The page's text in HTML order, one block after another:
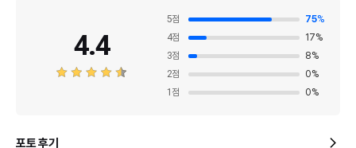
4.4
5점 75%
4점 17%
3점 8%
2점 0%
1 점 0%
포토 후기